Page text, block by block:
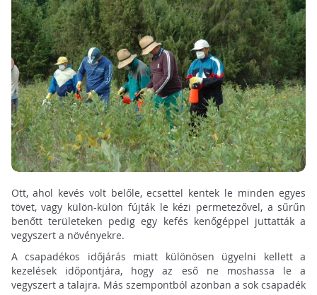
Ott, ahol kevés volt belőle, ecsettel kentek le minden egyes
tövet, vagy külön-külön fújták le kézi permetezővel, a sűrűn
benőtt területeken pedig egy kefés kenőgéppel juttatták a
vegyszert a növényekre.
A csapadékos időjárás miatt különösen ügyelni kellett a
kezelések időpontjára, hogy az eső ne moshassa le a
vegyszert a talajra. Más szempontból azonban a sok csapadék